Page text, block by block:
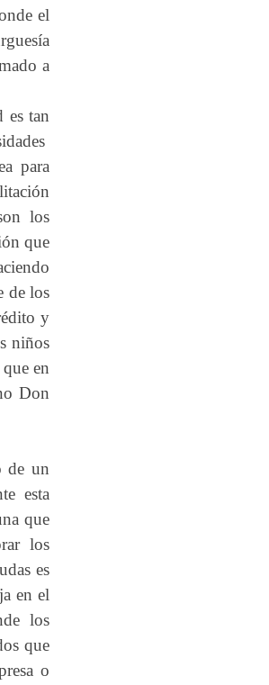
el
a
es tan
para
los
que
de los
y
niños
en
Don
de un
esta
que
los
es
en el
los
que
o